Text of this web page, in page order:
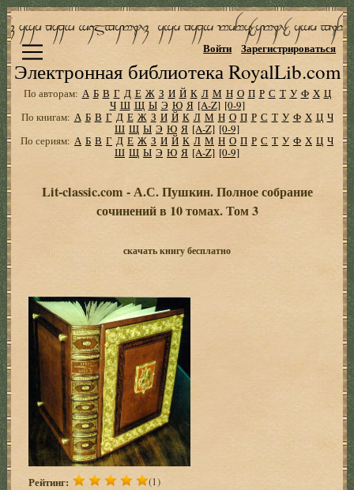
Электронная библиотека RoyalLib.com
Войти Зарегистрироваться
По авторам: А Б В Г Д Е Ж З И Й К Л М Н О П Р С Т У Ф Х Ц
Ч Ш Щ Ы Э Ю Я [A-Z] [0-9]
По книгам: А Б В Г Д Е Ж З И Й К Л М Н О П Р С Т У Ф Х Ц Ч
Ш Щ Ы Э Ю Я [A-Z] [0-9]
По сериям: А Б В Г Д Е Ж З И Й К Л М Н О П Р С Т У Ф Х Ц Ч
Ш Щ Ы Э Ю Я [A-Z] [0-9]
Lit-classic.com - А.С. Пушкин. Полное собрание
сочинений в 10 томах. Том 3
скачать книгу бесплатно
Рейтинг: (1)